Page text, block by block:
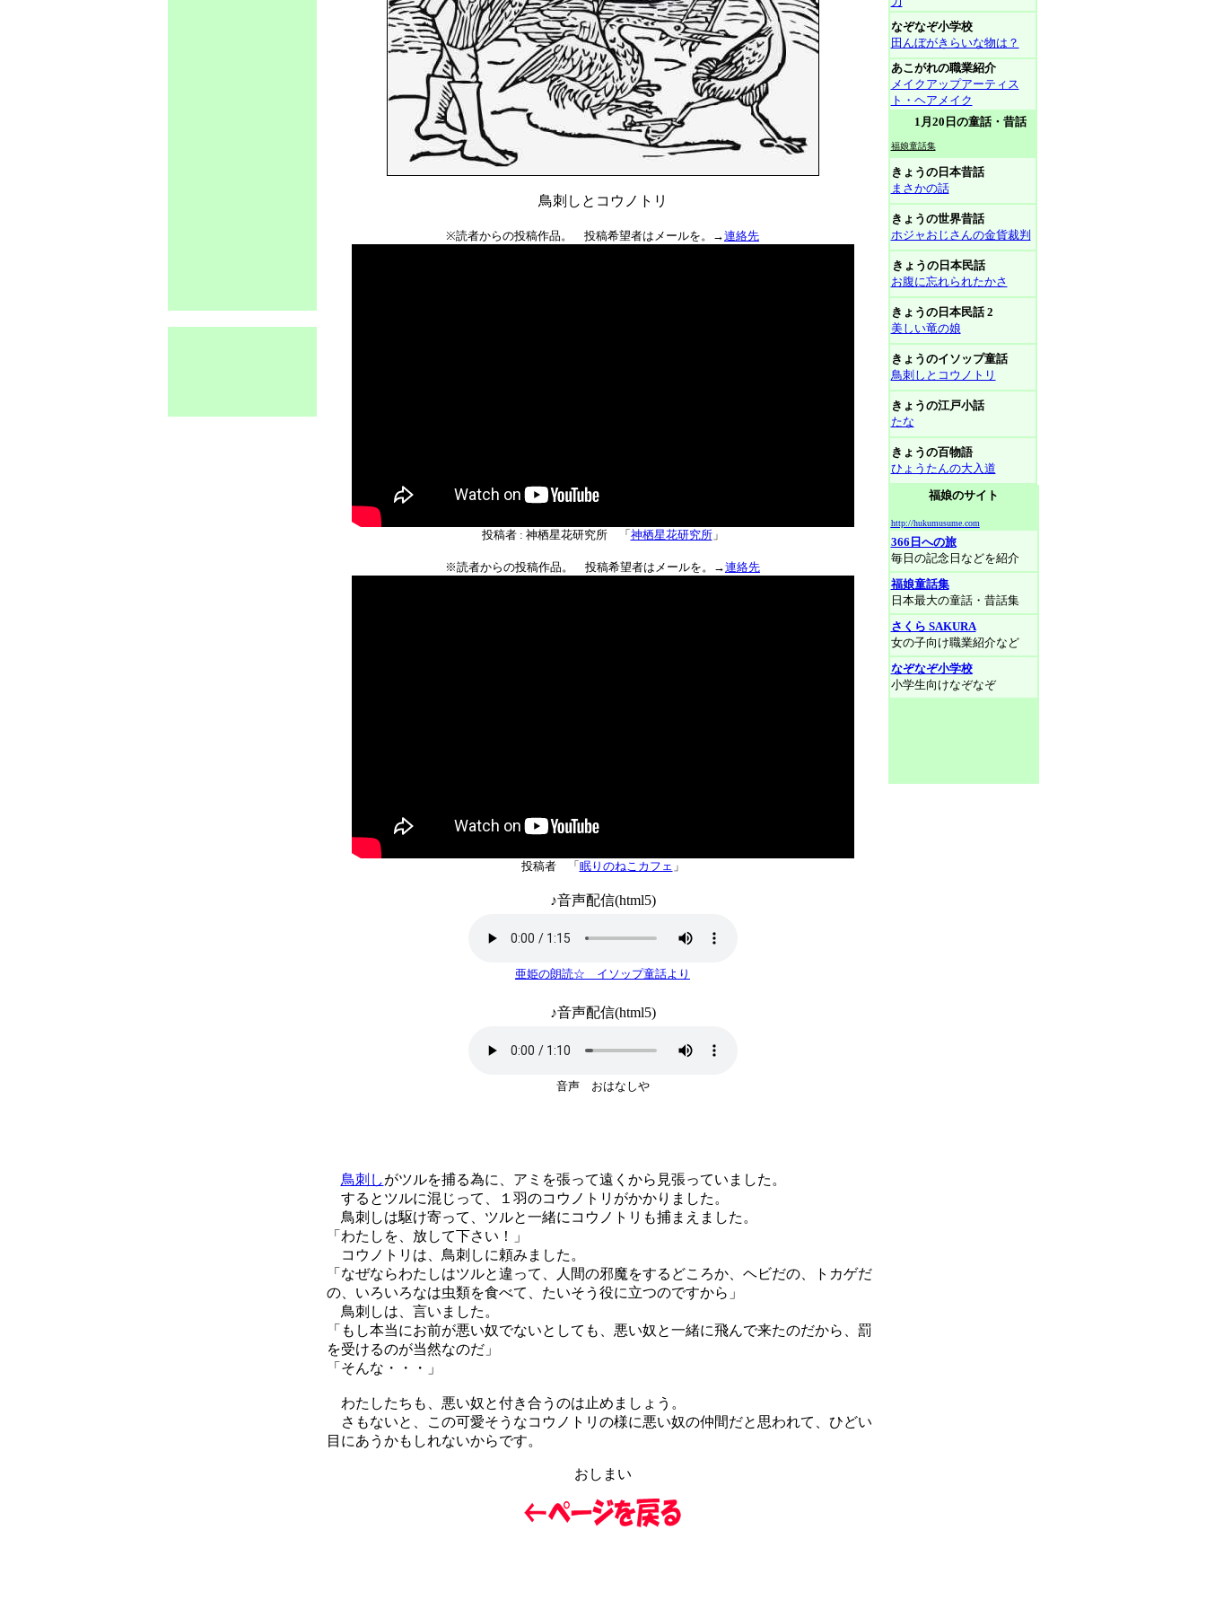
鳥刺しとコウノトリ
※読者からの投稿作品。 投稿希望者はメールを。→連絡先
投稿者 : 神栖星花研究所 「 神栖星花研究所」
※読者からの投稿作品。 投稿希望者はメールを。→連絡先
投稿者 「 眠りのねこカフェ 」
♪音声配信(html5)
亜姫の朗読☆ イソップ童話より
♪音声配信(html5)
音声 おはなしや
鳥刺しがツルを捕る為に、アミを張って遠くから見張っていました。
するとツルに混じって、１羽のコウノトリがかかりました。
鳥刺しは駆け寄って、ツルと一緒にコウノトリも捕まえました。
「わたしを、放して下さい！」
コウノトリは、鳥刺しに頼みました。
「なぜならわたしはツルと違って、人間の邪魔をするどころか、ヘビだの、トカゲだ
の、いろいろなは虫類を食べて、たいそう役に立つのですから」
鳥刺しは、言いました。
「もし本当にお前が悪い奴でないとしても、悪い奴と一緒に飛んで来たのだから、罰
を受けるのが当然なのだ」
「そんな・・・」
わたしたちも、悪い奴と付き合うのは止めましょう。
さもないと、この可愛そうなコウノトリの様に悪い奴の仲間だと思われて、ひどい
目にあうかもしれないからです。
おしまい
なぞなぞ小学校
田んぼがきらいな物は？
あこがれの職業紹介
メイクアップアーティス
ト・ヘアメイク
1月20日の童話・昔話
福娘童話集
きょうの日本昔話
まさかの話
きょうの世界昔話
ホジャおじさんの金貨裁判
きょうの日本民話
お腹に忘れられたかさ
きょうの日本民話 2
美しい竜の娘
きょうのイソップ童話
鳥刺しとコウノトリ
きょうの江戸小話
たな
きょうの百物語
ひょうたんの大入道
福娘のサイト
http://hukumusume.com
366日への旅
毎日の記念日などを紹介
福娘童話集
日本最大の童話・昔話集
さくら SAKURA
女の子向け職業紹介など
なぞなぞ小学校
小学生向けなぞなぞ